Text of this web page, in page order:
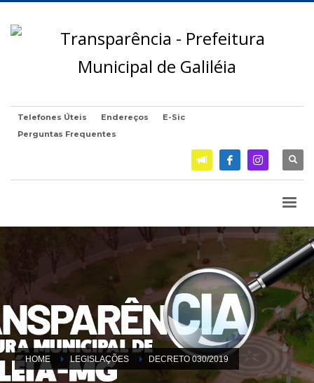
Telefones Úteis Endereços
E-Sic
Perguntas Frequentes
HOME LEGISLAÇÕES DECRETO 030/2019